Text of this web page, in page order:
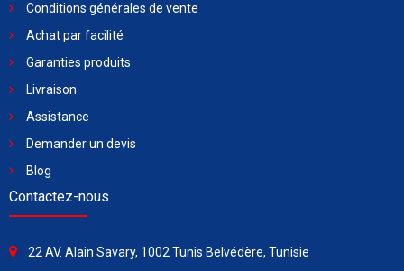
Conditions générales de vente
Achat par facilité
Garanties produits
Livraison
Assistance
Demander un devis
Blog
Contactez-nous
22 AV. Alain Savary, 1002 Tunis Belvédère, Tunisie